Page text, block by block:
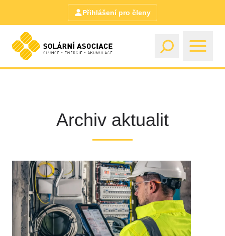
Přihlášení pro členy
Archiv aktualit